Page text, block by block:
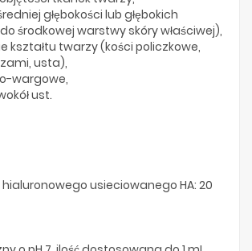
głębokości lub głębokich
środkowej warstwy skóry właściwej),
kształtu twarzy (kości policzkowe,
usta),
wargowe,
ust.
usieciowanego HA: 20